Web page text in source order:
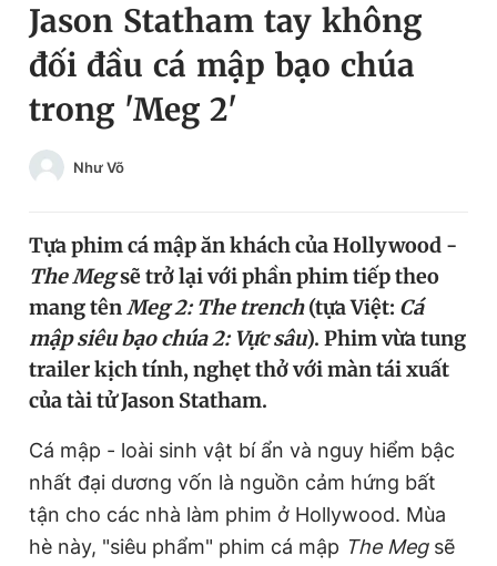
Chuyên mục
Chuyên mục khác
Chào ngày mới
Magazine
Sản phẩm khác
Thông tin tòa soạn Liên hệ quảng cáo
Đổi mật khẩu
Tin đã lưu
Tin đã xem
Jason Statham tay không
đối đầu cá mập bạo chúa
trong 'Meg 2'
Như Võ
Tựa phim cá mập ăn khách của Hollywood -
The Megsẽ trở lại với phần phim tiếp theo
mang tênMeg 2: The trench(tựa Việt: Cá
mập siêu bạo chúa 2: Vực sâu). Phim vừa tung
trailer kịch tính, nghẹt thở với màn tái xuất
của tài tử Jason Statham.
Cá mập - loài sinh vật bí ẩn và nguy hiểm bậc
nhất đại dương vốn là nguồn cảm hứng bất
tận cho các nhà làm phim ở Hollywood. Mùa
hè này, "siêu phẩm" phim cá mập The Megsẽ